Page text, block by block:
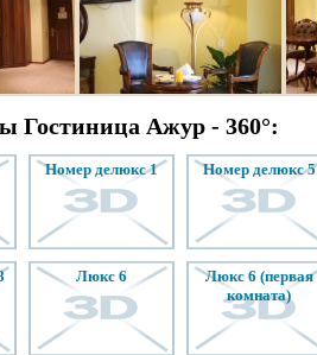
Гостиница Ажур - 360°:
номер делюкс 1 номер делюкс 5
люкс 6
люкс 6 (первая
комната)